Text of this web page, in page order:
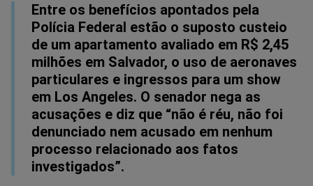
Entre os benefícios apontados pela
Polícia Federal estão o suposto custeio
de um apartamento avaliado em R$ 2,45
milhões em Salvador, o uso de aeronaves
particulares e ingressos para um show
em Los Angeles. O senador nega as
acusações e diz que “não é réu, não foi
denunciado nem acusado em nenhum
processo relacionado aos fatos
investigados”.